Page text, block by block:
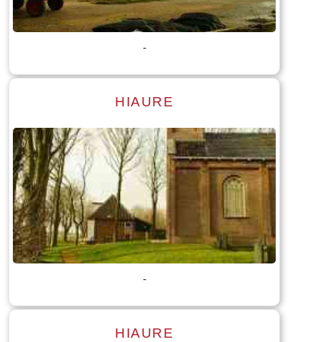
Tekst: © Foto: © Bauke Folkertsma
-
Lees meer
Tekst: © Foto: © Bauke Folkertsma
HIAURE
-
HIAURE